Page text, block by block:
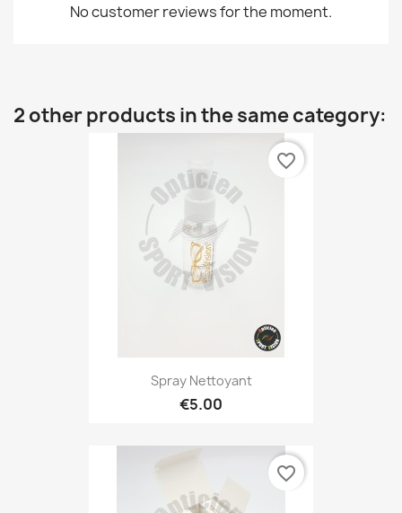
No customer reviews for the moment.
2 other products in the same category:
Spray Nettoyant
€5.00
favorite_border
favorite_border